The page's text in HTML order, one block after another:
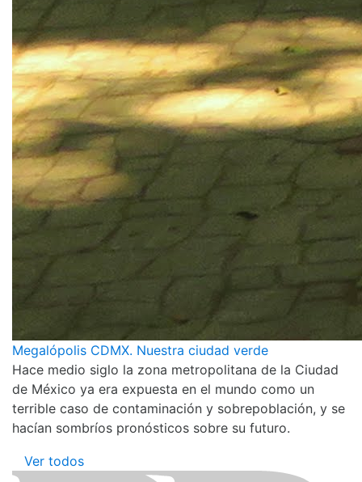
Megalópolis CDMX. Nuestra ciudad verde
Hace medio siglo la zona metropolitana de la Ciudad
de México ya era expuesta en el mundo como un
terrible caso de contaminación y sobrepoblación, y se
hacían sombríos pronósticos sobre su futuro.
Ver todos